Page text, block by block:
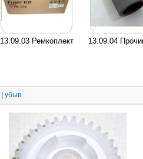
13.09.03 Ремкоплект 13.09.04
| убыв.